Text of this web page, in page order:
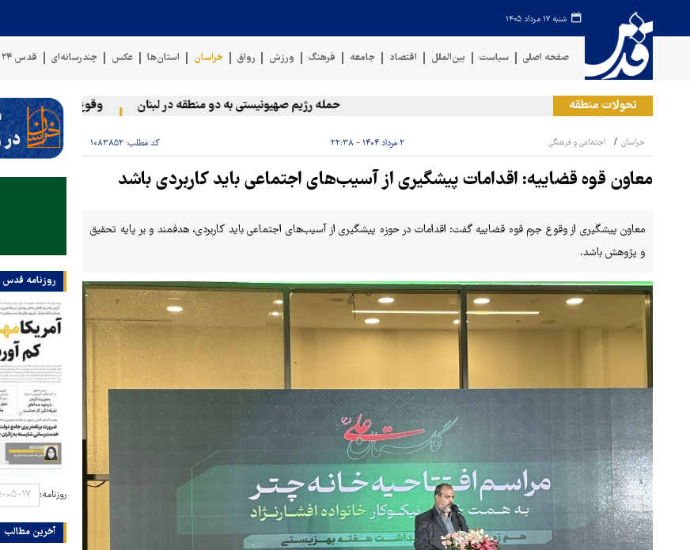
شنبه ۱۷ مرداد ۱۴۰۵
صفحه اصلی سیاست بین‌الملل اقتصاد جامعه فرهنگ ورزش رواق خراسان استان‌ها عکس چندرسانه‌ای قدس ۲۴
تحولات منطقه حمله رژیم صهیونیستی به دو منطقه در لبنان وقوع حادثه دریایی در
خراسان اجتماعی و فرهنگی ۲ مرداد ۱۴۰۴ - ۲۲:۳۸ کد مطلب: ۱۰۸۳۸۵۲
معاون قوه قضاییه: اقدامات پیشگیری از آسیب‌های اجتماعی باید کاربردی باشد
معاون پیشگیری از وقوع جرم قوه قضاییه گفت: اقدامات در حوزه پیشگیری از آسیب‌های اجتماعی باید کاربردی، هدفمند و بر پایه تحقیق
و پژوهش باشد.
روزنامه قدس
روزنامه:
آخرین مطالب